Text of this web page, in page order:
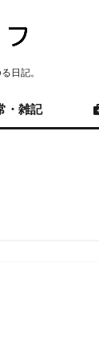
日記。
・雑記